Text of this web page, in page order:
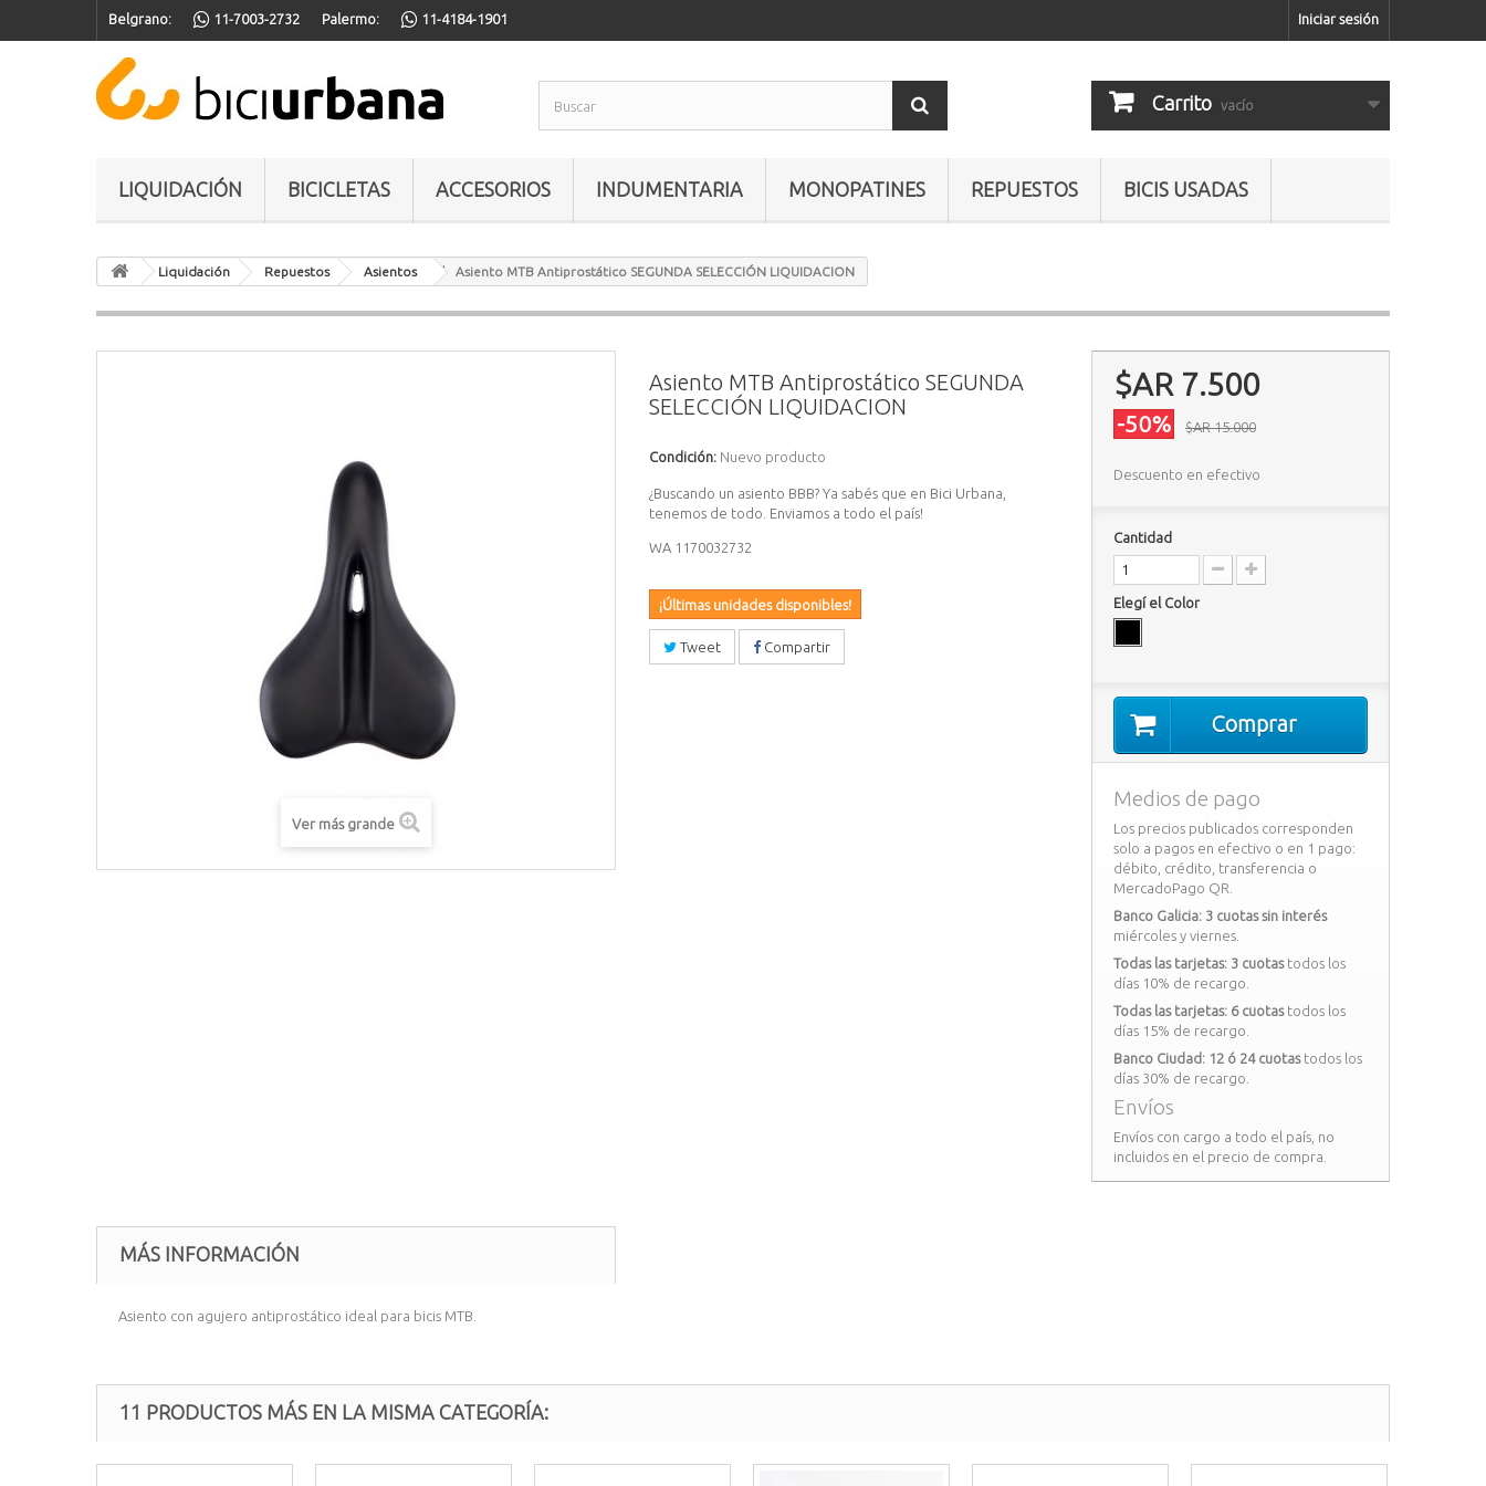
Belgrano: 11-7003-2732 Palermo: 11-4184-1901 Iniciar sesión
Carrito vacío
LIQUIDACIÓN BICICLETAS ACCESORIOS INDUMENTARIA MONOPATINES REPUESTOS BICIS USADAS
Liquidación Repuestos Asientos Asiento MTB Antiprostático SEGUNDA SELECCIÓN LIQUIDACION
Ver más grande
Asiento MTB Antiprostático SEGUNDA
SELECCIÓN LIQUIDACION
Condición: Nuevo producto
¿Buscando un asiento BBB? Ya sabés que en Bici Urbana,
tenemos de todo. Enviamos a todo el país!
WA 1170032732
¡Últimas unidades disponibles!
Tweet Compartir
$AR 7.500
-50% $AR 15.000
Descuento en efectivo
Cantidad
Elegí el Color
Comprar
Medios de pago
Los precios publicados corresponden
solo a pagos en efectivo o en 1 pago:
débito, crédito, transferencia o
MercadoPago QR.
Banco Galicia: 3 cuotas sin interés
miércoles y viernes.
Todas las tarjetas: 3 cuotastodos los
días 10% de recargo.
Todas las tarjetas: 6 cuotastodos los
días 15% de recargo.
Banco Ciudad: 12 ó 24 cuotastodos los
días 30% de recargo.
Envíos
Envíos con cargo a todo el país, no
incluidos en el precio de compra.
MÁS INFORMACIÓN
Asiento con agujero antiprostático ideal para bicis MTB.
11 PRODUCTOS MÁS EN LA MISMA CATEGORÍA: